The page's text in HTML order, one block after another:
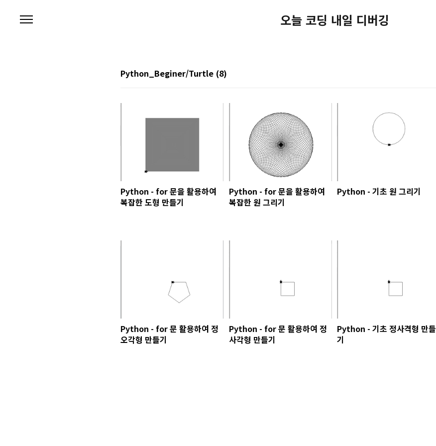
오늘 코딩 내일 디버깅
Python_Beginer/Turtle (8)
Python - for 문을 활용하여
복잡한 도형 만들기
Python - for 문을 활용하여
복잡한 원 그리기
Python - 기초 원 그리기
Python - for 문 활용하여 정
오각형 만들기
Python - for 문 활용하여 정
사각형 만들기
Python - 기초 정사격형 만들
기